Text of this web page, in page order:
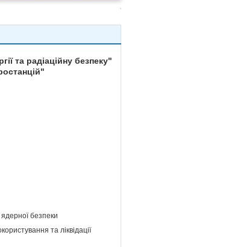
та радіаційну безпеку"
безпеки
та ліквідації